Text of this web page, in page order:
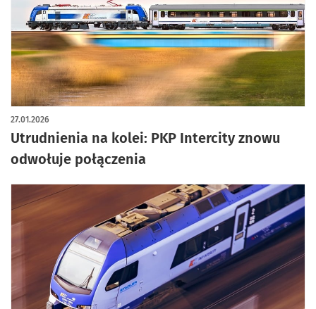
Utrudnienia na kolei: PKP Intercity znowu
odwołuje połączenia
27.01.2026